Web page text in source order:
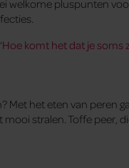
welkome pluspunten
Hoe komt het dat je soms
Met het eten van peren
stralen. Toffe peer,